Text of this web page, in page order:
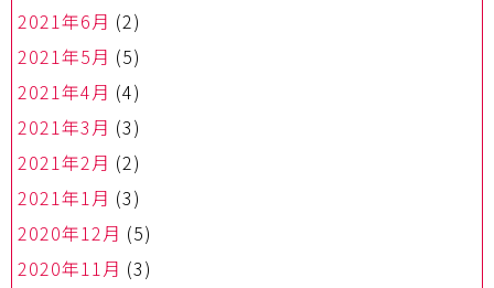
2021年6月 (2)
2021年5月 (5)
2021年4月 (4)
2021年3月 (3)
2021年2月 (2)
2021年1月 (3)
2020年12月 (5)
2020年11月 (3)